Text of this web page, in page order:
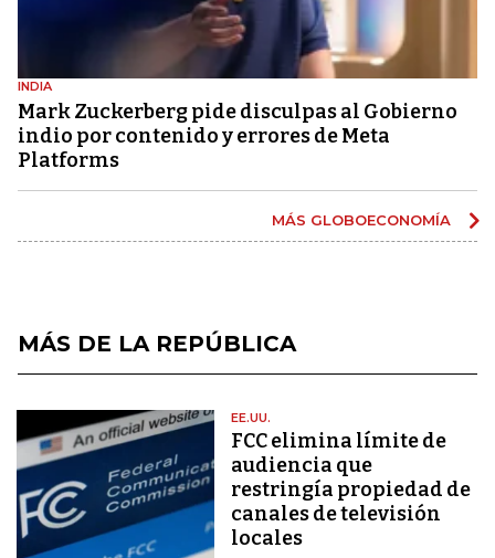
INDIA
Mark Zuckerberg pide disculpas al Gobierno
indio por contenido y errores de Meta
Platforms
MÁS GLOBOECONOMÍA
MÁS DE LA REPÚBLICA
EE.UU.
FCC elimina límite de
audiencia que
restringía propiedad de
canales de televisión
locales